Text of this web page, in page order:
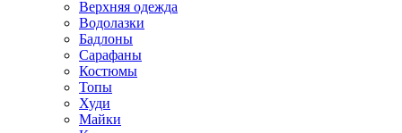
Верхняя одежда
Водолазки
Бадлоны
Сарафаны
Костюмы
Топы
Худи
Майки